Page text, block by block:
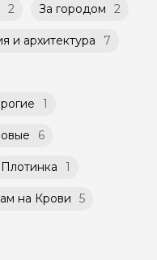
и Азии
путешествия,
тура и
соглашения
любую
гидом.
могут
люди.
тех же
но с количество
2 За городом 2
и архитектура 7
1
6
Плотинка 1
на Крови 5